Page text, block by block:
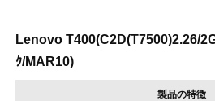
Lenovo T400(C2D(T7500)2.26/
ｸ/MAR10)
製品の特徴